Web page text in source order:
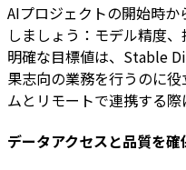
AIプロジェクトの開始時
しましょう：モデル精度
明確な目標値は、Stable
果志向の業務を行うのに
ムとリモートで連携する際
データアクセスと品質を確